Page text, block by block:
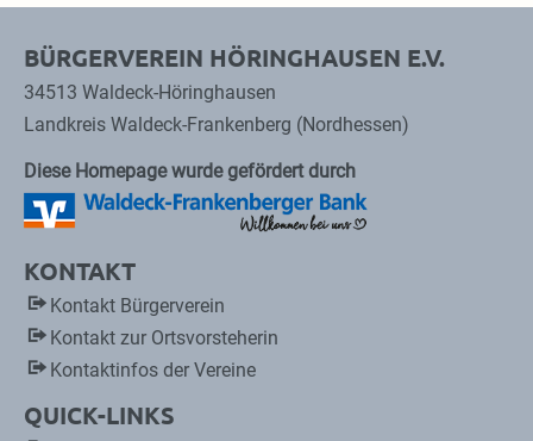
BÜRGERVEREIN HÖRINGHAUSEN E.V.
34513 Waldeck-Höringhausen
Landkreis Waldeck-Frankenberg (Nordhessen)
Diese Homepage wurde gefördert durch
KONTAKT
Kontakt Bürgerverein
Kontakt zur Ortsvorsteherin
Kontaktinfos der Vereine
QUICK-LINKS